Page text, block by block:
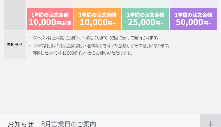
お知らせ 8月営業日のご案内